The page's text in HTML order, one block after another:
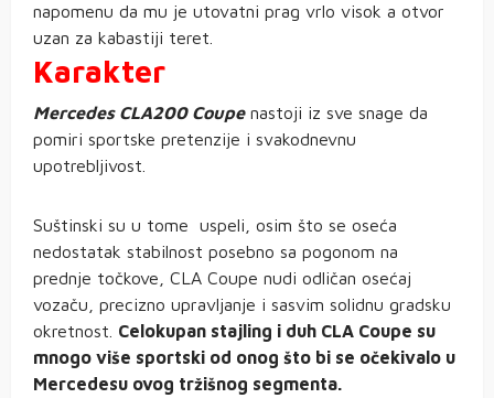
napomenu da mu je utovatni prag vrlo visok a otvor
uzan za kabastiji teret.
Karakter
Mercedes CLA200 Coupenastoji iz sve snage da
pomiri sportske pretenzije i svakodnevnu
upotrebljivost.
Suštinski su u tome uspeli, osim što se oseća
nedostatak stabilnost posebno sa pogonom na
prednje točkove, CLA Coupe nudi odličan osećaj
vozaču, precizno upravljanje i sasvim solidnu gradsku
okretnost. Celokupan stajling i duh CLA Coupe su
mnogo više sportski od onog što bi se očekivalo u
Mercedesu ovog tržišnog segmenta.